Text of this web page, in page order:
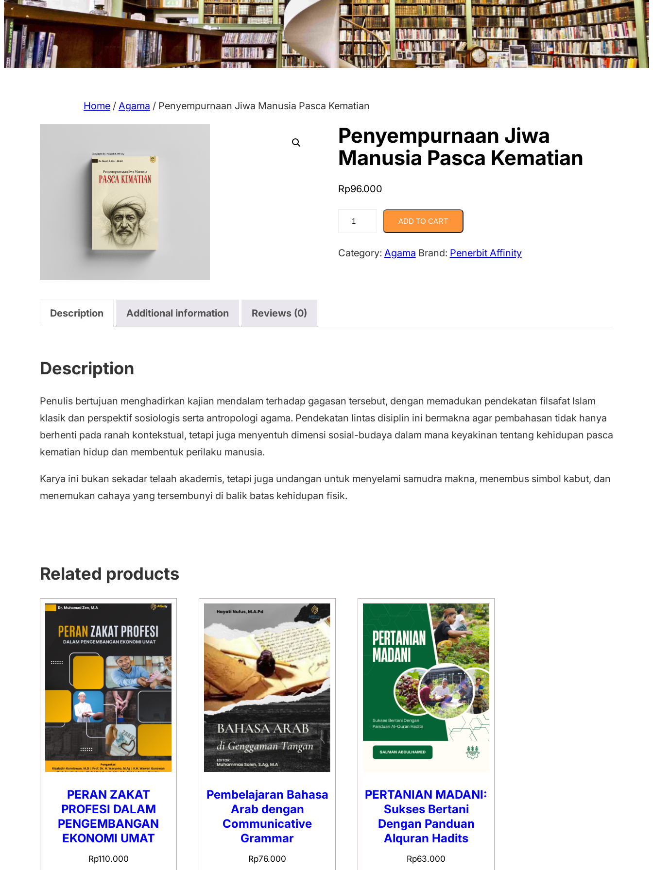
Home/ Agama / Penyempurnaan Jiwa Manusia Pasca Kematian
Penyempurnaan Jiwa
Manusia Pasca Kematian
Rp96.000
Penyempurnaan
Manusia
ADD TO CART
Category: Agama Brand: Penerbit Affinity
Description Additional information Reviews (0)
Description
Penulis bertujuan menghadirkan kajian mendalam terhadap gagasan tersebut, dengan memadukan pendekatan filsafat Islam
klasik dan perspektif sosiologis serta antropologi agama. Pendekatan lintas disiplin ini bermakna agar pembahasan tidak hanya
berhenti pada ranah kontekstual, tetapi juga menyentuh dimensi sosial-budaya dalam mana keyakinan tentang kehidupan pasca
kematian hidup dan membentuk perilaku manusia.
Karya ini bukan sekadar telaah akademis, tetapi juga undangan untuk menyelami samudra makna, menembus simbol kabut, dan
menemukan cahaya yang tersembunyi di balik batas kehidupan fisik.
Related products
PERAN ZAKAT
PROFESI DALAM
PENGEMBANGAN
EKONOMI UMAT
Rp110.000
Pembelajaran Bahasa
Arab dengan
Communicative
Grammar
Rp76.000
PERTANIAN MADANI:
Sukses Bertani
Dengan Panduan
Alquran Hadits
Rp63.000